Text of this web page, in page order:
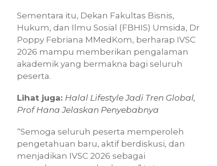
Sementara itu, Dekan Fakultas Bisnis,
Hukum, dan Ilmu Sosial (FBHIS) Umsida, Dr
Poppy Febriana MMedKom, berharap IVSC
2026 mampu memberikan pengalaman
akademik yang bermakna bagi seluruh
peserta.
Lihat juga: Halal Lifestyle Jadi Tren Global,
Prof Hana Jelaskan Penyebabnya
“Semoga seluruh peserta memperoleh
pengetahuan baru, aktif berdiskusi, dan
menjadikan IVSC 2026 sebagai